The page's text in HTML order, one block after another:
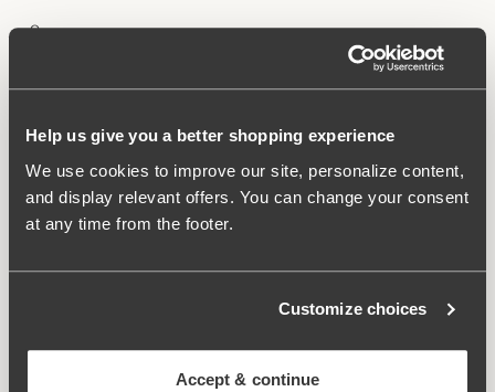
Help us give you a better shopping experience
We use cookies to improve our site, personalize content,
and display relevant offers. You can change your consent
at any time from the footer.
Customize choices
Accept & continue
Ångerrätt
Om du är konsument bosatt inom Europeiska unionen har du
varorna.
ångerknappen och följ instruktionerna för att registrera din
Begäran om ångerrätt